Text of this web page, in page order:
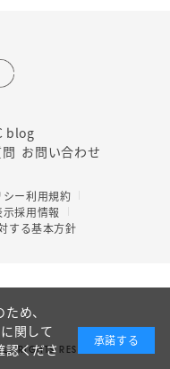
blog
お問い合わせ
ー利用規約
示採用情報
する基本方針
RIGHTS RESERVED.
め、
関して
認くださ
承諾する